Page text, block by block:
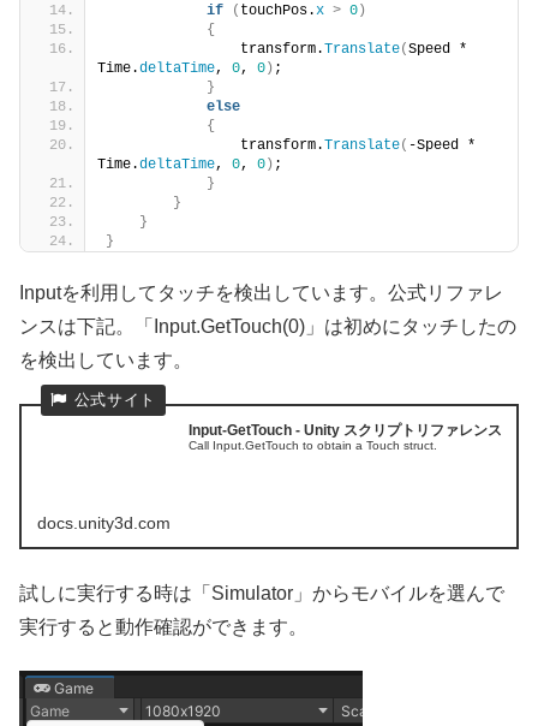
if ( touchPos.x > 0)
{
                transform.
Translate(Speed *
Time.deltaTime, 0, 0) ;
}
else
{
                transform.
Translate( -Speed *
Time.deltaTime, 0, 0) ;
}
}
}
}
Inputを利用してタッチを検出しています。公式リファレ
ンスは下記。「Input.GetTouch(0)」は初めにタッチしたの
を検出しています。
Input-GetTouch - Unity スクリプトリファレンス
Call Input.GetTouch to obtain a Touch struct.
docs.unity3d.com
試しに実行する時は「Simulator」からモバイルを選んで
実行すると動作確認ができます。